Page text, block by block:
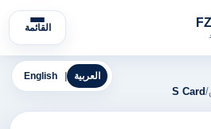
القائمة
English العربية
/
S Card